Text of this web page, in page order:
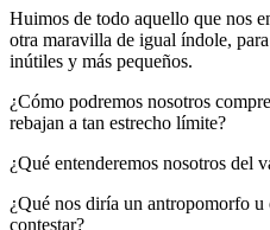
Huimos de todo aquello que nos
otra maravilla de igual índole,
inútiles y más pequeños.
¿Cómo podremos nosotros
rebajan a tan estrecho límite?
¿Qué entenderemos nosotros del
¿Qué nos diría un antropomorfo
contestar?